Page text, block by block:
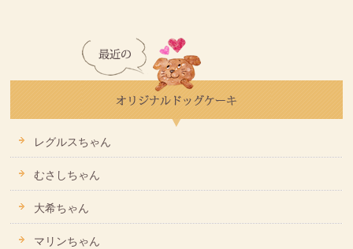
レグルスちゃん
むさしちゃん
大希ちゃん
マリンちゃん